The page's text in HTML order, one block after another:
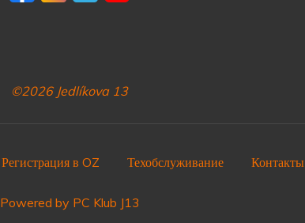
©2026 Jedlíkova 13
Регистрация в OZ Техобслуживание Контакты
Powered by PC Klub J13